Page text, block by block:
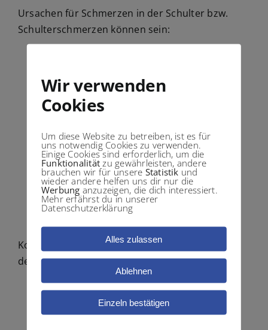
Ursachen für Schmerzen in der Schulter bzw.
Schulterschmerzen können sein:
Entzündungen am Schultergelenk
Gelenksverschleiss (
Sehnenentzündungen
Schleimbeutelentzündungen
Verspannungen
Überbelastungen
Fehlbelastungen
Konservative Therapieformen bie Schmerzen in
der Schulter:
Krankengymnastik / Physiotherapie
Medikamente
Wir verwenden
Cookies
Um diese Website zu betreiben, ist es für
uns notwendig Cookies zu verwenden.
Einige Cookies sind erforderlich, um die
Funktionalität zu gewährleisten, andere
brauchen wir für unsere Statistik und
wieder andere helfen uns dir nur die
Werbung anzuzeigen, die dich interessiert.
Mehr erfährst du in unserer
Datenschutzerklärung
Alles zulassen
Ablehnen
Einzeln bestätigen